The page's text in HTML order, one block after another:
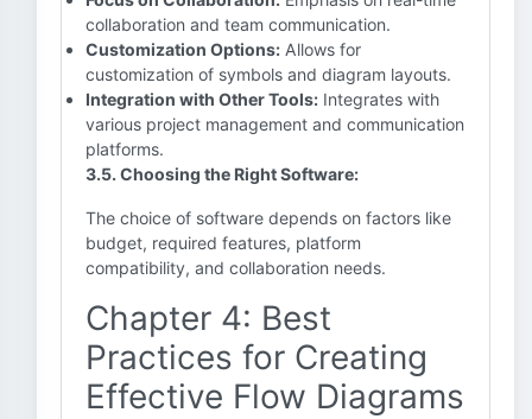
collaboration and team communication.
Customization Options: Allows for
customization of symbols and diagram layouts.
Integration with Other Tools: Integrates with
various project management and communication
platforms.
3.5. Choosing the Right Software:
The choice of software depends on factors like
budget, required features, platform
compatibility, and collaboration needs.
Chapter 4: Best
Practices for Creating
Effective Flow Diagrams